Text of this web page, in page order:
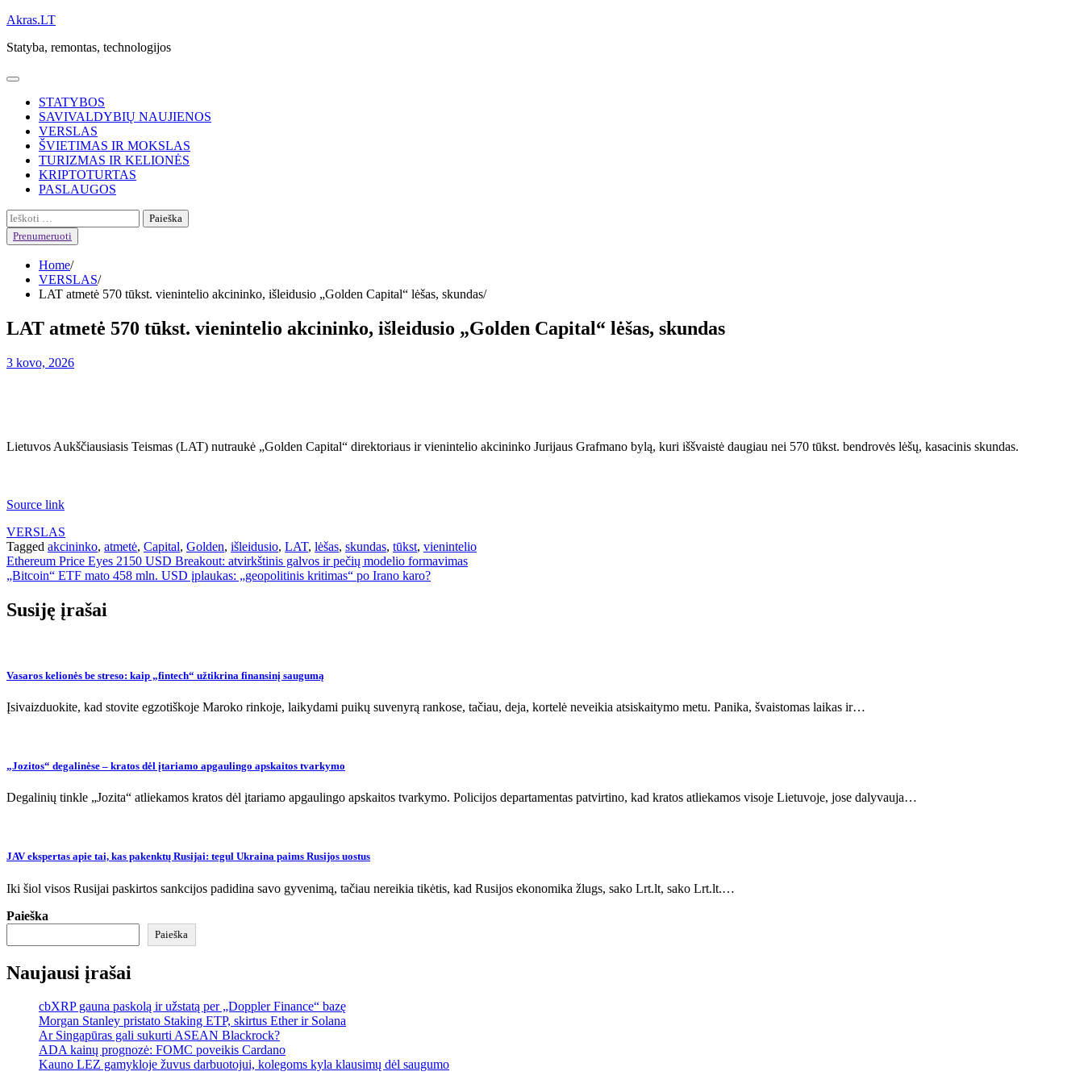
Skip
content
Akras.LT
Statyba, remontas, technologijos
STATYBOS
SAVIVALDYBIŲ NAUJIENOS
VERSLAS
ŠVIETIMAS IR MOKSLAS
TURIZMAS IR KELIONĖS
KRIPTOTURTAS
PASLAUGOS
Ieškoti:
Prenumeruoti
Home
VERSLAS
LAT atmetė 570 tūkst. vienintelio akcininko, išleidusio „Golden Capital“ lėšas, skundas
LAT atmetė 570 tūkst. vienintelio akcininko, išleidusio „Golden Capital“ lėšas, skundas
3 kovo, 2026
Lietuvos Aukščiausiasis Teismas (LAT) nutraukė „Golden Capital“ direktoriaus ir vienintelio akcininko Jurijaus Grafmano bylą, kuri iššvaistė daugiau nei 570 tūkst. bendrovės lėšų, kasacinis skundas.
Source link
VERSLAS
Tagged akcininko, atmetė, Capital, Golden, išleidusio, LAT, lėšas, skundas, tūkst, vienintelio
Navigacija
tarp
įrašų
Ethereum Price Eyes 2150 USD Breakout: atvirkštinis galvos ir pečių modelio formavimas
„Bitcoin“ ETF mato 458 mln. USD įplaukas: „geopolitinis kritimas“ po Irano karo?
Susiję įrašai
Vasaros kelionės be streso: kaip „fintech“ užtikrina finansinį saugumą
Įsivaizduokite, kad stovite egzotiškoje Maroko rinkoje, laikydami puikų suvenyrą rankose, tačiau, deja, kortelė neveikia atsiskaitymo metu. Panika, švaistomas laikas ir…
„Jozitos“ degalinėse – kratos dėl įtariamo apgaulingo apskaitos tvarkymo
Degalinių tinkle „Jozita“ atliekamos kratos dėl įtariamo apgaulingo apskaitos tvarkymo. Policijos departamentas patvirtino, kad kratos atliekamos visoje Lietuvoje, jose dalyvauja…
JAV ekspertas apie tai, kas pakenktų Rusijai: tegul Ukraina paims Rusijos uostus
Iki šiol visos Rusijai paskirtos sankcijos padidina savo gyvenimą, tačiau nereikia tikėtis, kad Rusijos ekonomika žlugs, sako Lrt.lt, sako Lrt.lt.…
Paieška
Paieška
Naujausi įrašai
cbXRP gauna paskolą ir užstatą per „Doppler Finance“ bazę
Morgan Stanley pristato Staking ETP, skirtus Ether ir Solana
Ar Singapūras gali sukurti ASEAN Blackrock?
ADA kainų prognozė: FOMC poveikis Cardano
Kauno LEZ gamykloje žuvus darbuotojui, kolegoms kyla klausimų dėl saugumo